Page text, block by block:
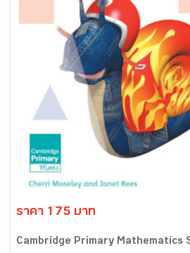
ราคา 175 บาท
Cambridge Primary Mathematics